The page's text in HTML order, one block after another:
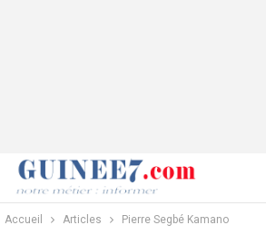
Accueil Articles Pierre Segbé Kamano